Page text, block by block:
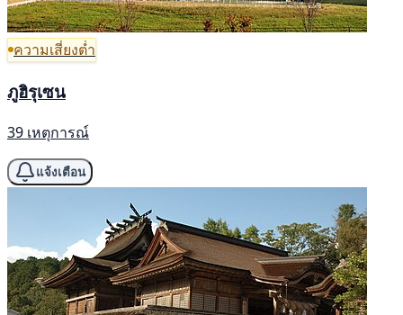
ความเสี่ยงต่ำ
ภูฮิรุเซน
39 เหตุการณ์
แจ้งเตือน